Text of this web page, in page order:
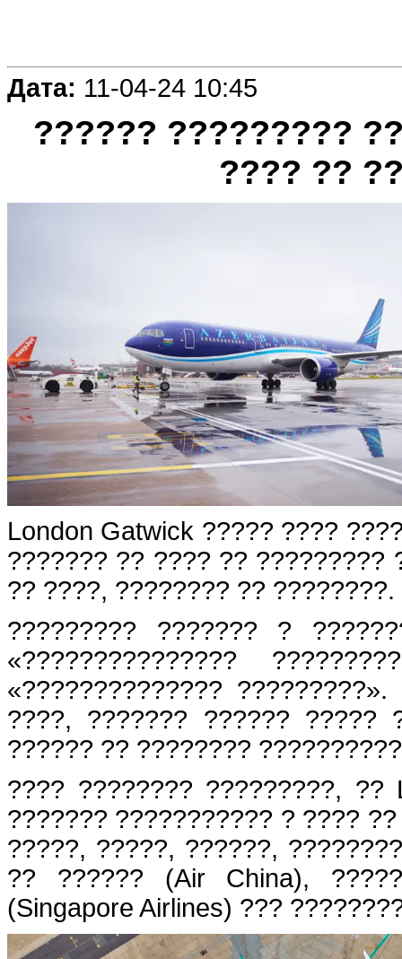
Дата: 11-04-24 10:45
?????? ?????????
???? ??
London Gatwick ????? ????
??????? ?? ???? ?? ?????????
?? ????, ???????? ?? ????????.
????????? ??????? ?
«???????????????
«??????????????
????, ??????? ?????? ?????
?????? ?? ????????
???? ???????? ?????????,
??????? ??????????? ? ????
?????, ?????, ??????,
?? ?????? (Air China),
(Singapore Airlines) ???